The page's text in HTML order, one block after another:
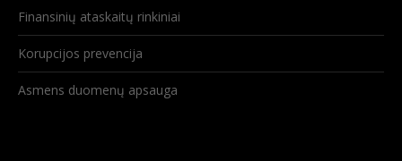
Finansinių ataskaitų rinkiniai
Korupcijos prevencija
Asmens duomenų apsauga